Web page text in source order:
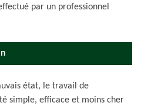
par un professionnel
état, le travail de
simple, efficace et moins cher